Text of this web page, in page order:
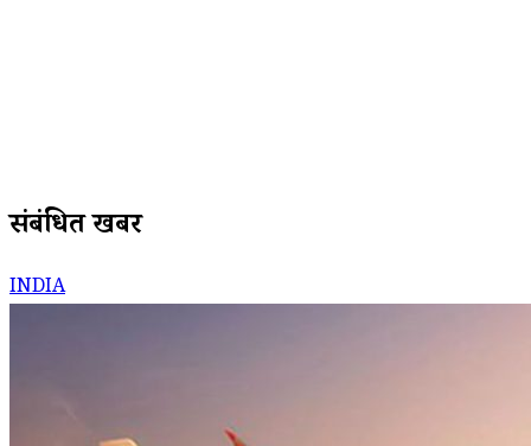
संबंधित खबरें
INDIA